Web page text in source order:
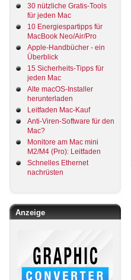
30 nützliche Gratis-Tools
für jeden Mac
10 Energiespartipps für
MacBook Neo/Air/Pro
Apple-Handbücher - ein
Überblick
15 Sicherheits-Tipps für
jeden Mac
Alte macOS-Installer
herunterladen
Leitfaden Mac-Kauf
Anti-Viren-Software für den
Mac?
Monitore am Mac mini
M2/M4 (Pro): Leitfaden
Schnelles Ethernet
nachrüsten
Anzeige